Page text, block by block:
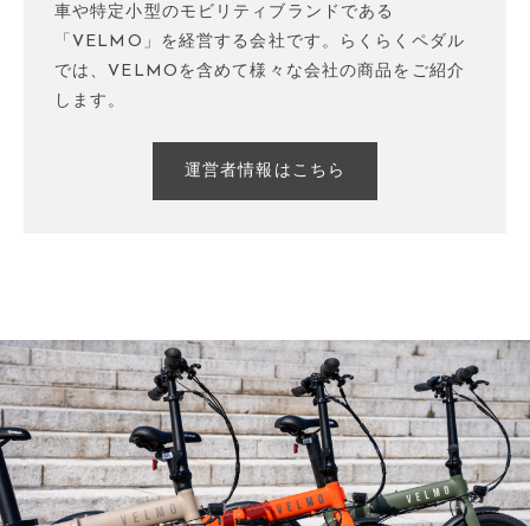
車や特定小型のモビリティブランドである
「VELMO」を経営する会社です。らくらくペダル
では、VELMOを含めて様々な会社の商品をご紹介
します。
運営者情報はこちら